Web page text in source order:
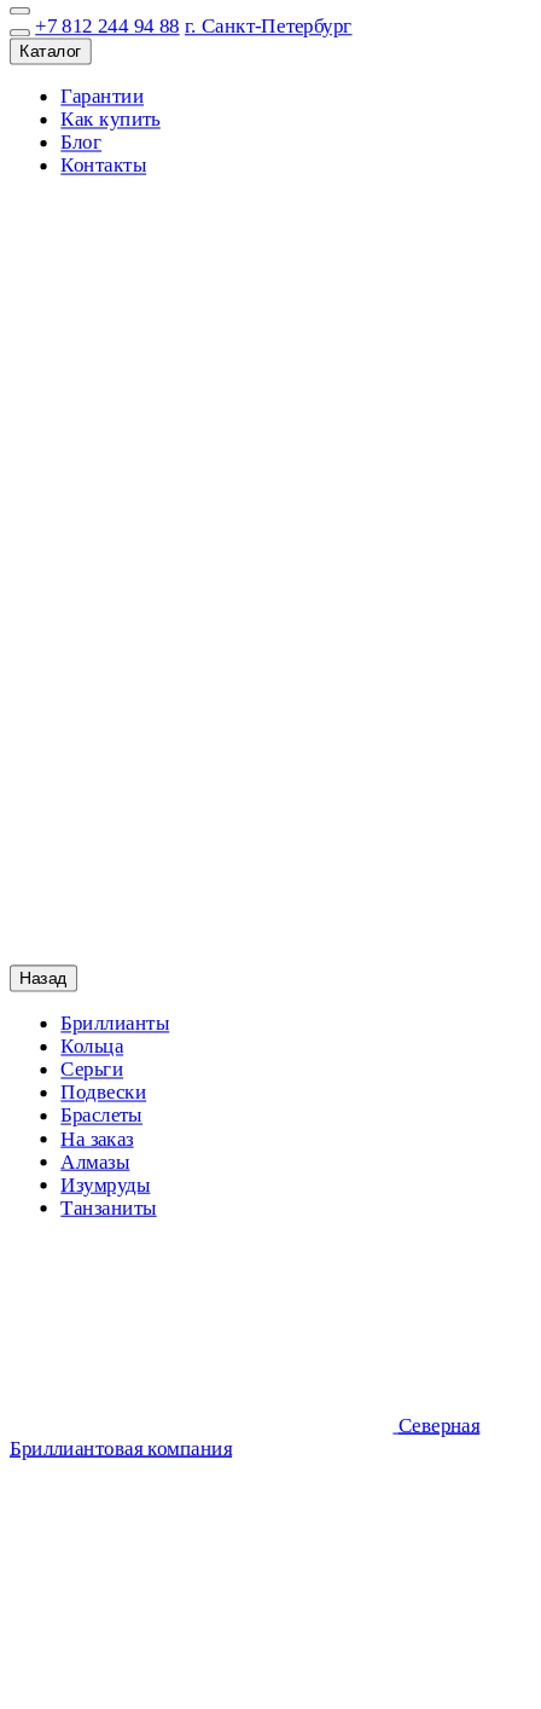
+7 812 244 94 88 г. Санкт-Петербург
Каталог
Гарантии
Как купить
Блог
Контакты
Назад
Бриллианты
Кольца
Серьги
Подвески
Браслеты
На заказ
Алмазы
Изумруды
Танзаниты
Северная
Бриллиантовая компания